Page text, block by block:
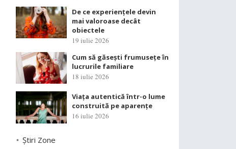
De ce experiențele devin
mai valoroase decât
obiectele
19 iulie 2026
Cum să găsești frumusețe în
lucrurile familiare
18 iulie 2026
Viața autentică într-o lume
construită pe aparențe
16 iulie 2026
Știri Zone